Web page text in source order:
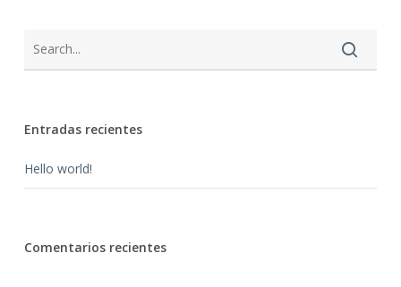
Entradas recientes
Hello world!
Comentarios recientes